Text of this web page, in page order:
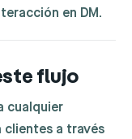
en DM.
flujo
cualquier
clientes a través